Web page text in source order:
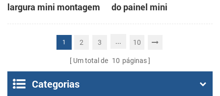
largura mini montagem
em painel impressora
térmica com a auto-
do painel mini
impressora térmica com
1 2 3 ... 10
Um total de 10 páginas
Categorias